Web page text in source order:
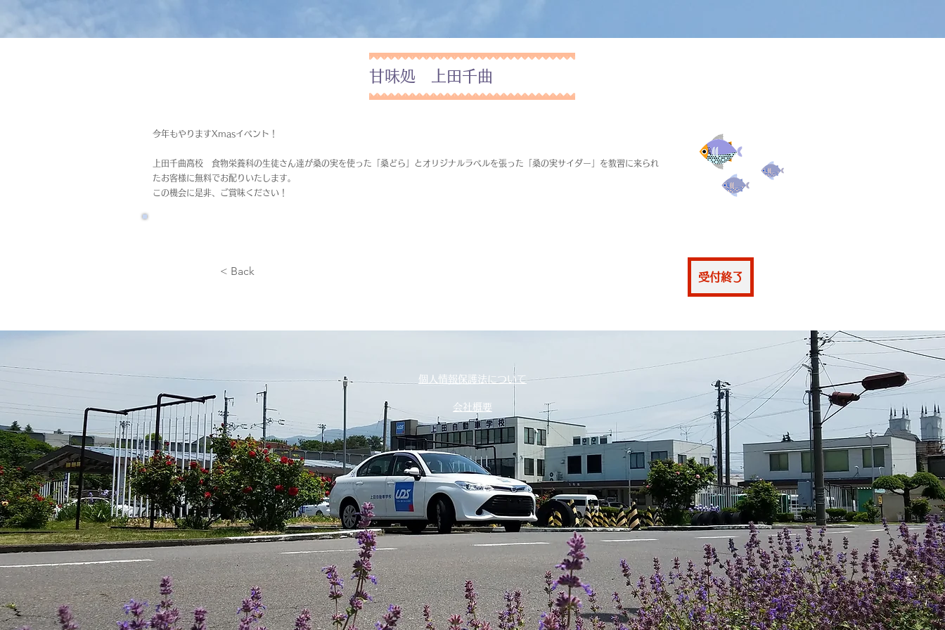
甘味処 上田千曲
今年もやりますXmasイベント！
上田千曲高校 食物栄養科の生徒さん達が桑の実を使った「桑どら」とオリジナルラベルを張った「桑の実サイダー」を教習に来られ
たお客様に無料でお配りいたします。
この機会に是非、ご賞味ください！
< Back 仮申込
受付終了
個人情報保護法について
会社概要